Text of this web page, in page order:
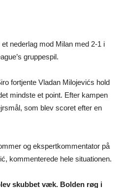
nederlag mod Milan med 2-1 i
gruppespil.
fortjente Vladan Milojevićs hold
mindste et point. Efter kampen
som blev scoret efter en
og ekspertkommentator på
kommenterede hele situationen.
skubbet væk. Bolden røg i